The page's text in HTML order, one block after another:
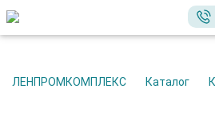
ЛЕНПРОМКОМПЛЕКС Каталог